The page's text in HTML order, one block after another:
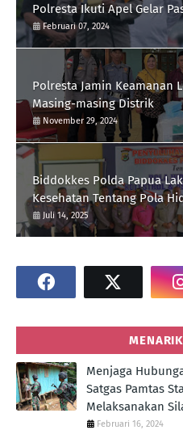
Polresta Ikuti Apel Gelar
Februari 07, 2024
Polresta Jamin Keamanan
Masing-masing Distrik
November 29, 2024
Biddokkes Polda Papua
Kesehatan Tentang Pola
Juli 14, 2025
Menjaga
Satgas Pamtas
Melaksanakan
Februari 16, 2024